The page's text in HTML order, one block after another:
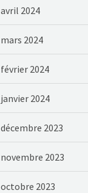
avril 2024
mars 2024
février 2024
janvier 2024
décembre 2023
novembre 2023
octobre 2023